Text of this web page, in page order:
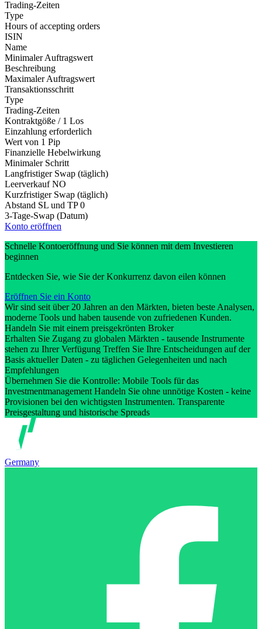
Trading-Zeiten
Type
Hours of accepting orders
ISIN
Name
Minimaler Auftragswert
Beschreibung
Maximaler Auftragswert
Transaktionsschritt
Type
Trading-Zeiten
Kontraktgöße / 1 Los
Einzahlung erforderlich
Wert von 1 Pip
Finanzielle Hebelwirkung
Minimaler Schritt
Langfristiger Swap (täglich)
Leerverkauf NO
Kurzfristiger Swap (täglich)
Abstand SL und TP 0
3-Tage-Swap (Datum)
Konto eröffnen
Schnelle Kontoeröffnung und Sie können mit dem Investieren
beginnen
Entdecken Sie, wie Sie der Konkurrenz davon eilen können
Eröffnen Sie ein Konto
Wir sind seit über 20 Jahren an den Märkten, bieten beste Analysen,
moderne Tools und haben tausende von zufriedenen Kunden.
Handeln Sie mit einem preisgekrönten Broker
Erhalten Sie Zugang zu globalen Märkten - tausende Instrumente
stehen zu Ihrer Verfügung Treffen Sie Ihre Entscheidungen auf der
Basis aktueller Daten - zu täglichen Gelegenheiten und nach
Empfehlungen
Übernehmen Sie die Kontrolle: Mobile Tools für das
Investmentmanagement Handeln Sie ohne unnötige Kosten - keine
Provisionen bei den wichtigsten Instrumenten. Transparente
Preisgestaltung und historische Spreads
Germany